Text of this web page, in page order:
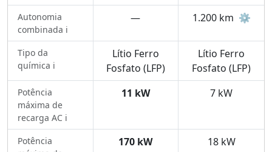
Autonomia
combinada ℹ️
— 1.200 km ⚙️
Tipo da
química ℹ️
Lítio Ferro
Fosfato (LFP)
Lítio Ferro
Fosfato (LFP)
Potência
máxima de
recarga AC ℹ️
11 kW 7 kW
Potência
170 kW 18 kW